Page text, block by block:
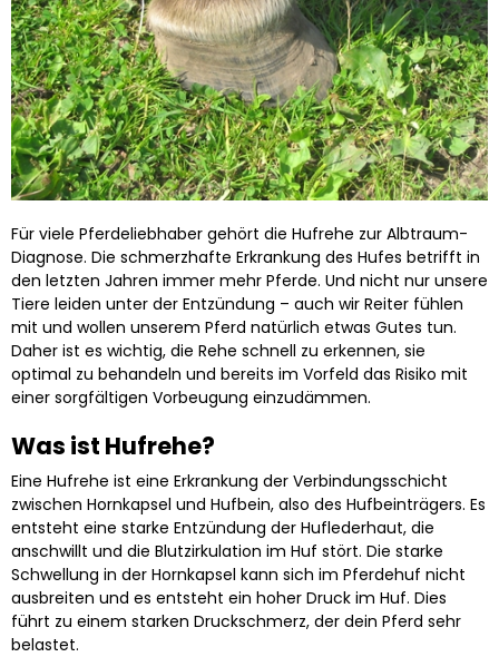
Für viele Pferdeliebhaber gehört die Hufrehe zur Albtraum-
Diagnose. Die schmerzhafte Erkrankung des Hufes betrifft in
den letzten Jahren immer mehr Pferde. Und nicht nur unsere
Tiere leiden unter der Entzündung – auch wir Reiter fühlen
mit und wollen unserem Pferd natürlich etwas Gutes tun.
Daher ist es wichtig, die Rehe schnell zu erkennen, sie
optimal zu behandeln und bereits im Vorfeld das Risiko mit
einer sorgfältigen Vorbeugung einzudämmen.
Was ist Hufrehe?
Eine Hufrehe ist eine Erkrankung der Verbindungsschicht
zwischen Hornkapsel und Hufbein, also des Hufbeinträgers. Es
entsteht eine starke Entzündung der Huflederhaut, die
anschwillt und die Blutzirkulation im Huf stört. Die starke
Schwellung in der Hornkapsel kann sich im Pferdehuf nicht
ausbreiten und es entsteht ein hoher Druck im Huf. Dies
führt zu einem starken Druckschmerz, der dein Pferd sehr
belastet.